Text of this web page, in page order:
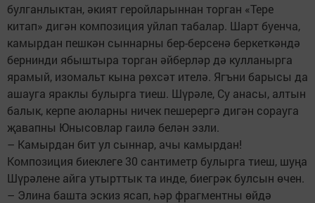
булганлыктан, әкият геройларыннан торган «Тере
китап» дигән композиция уйлап табалар. Шарт буенча,
камырдан пешкән сыннарны бер-берсенә беркеткәндә
бернинди ябыштыра торган әйберләр дә кулланырга
ярамый, изомальт кына рөхсәт ителә. Ягъни барысы да
ашауга яраклы булырга тиеш. Шүрәле, Су анасы, алтын
балык, керпе аюларны ничек пешерергә дигән сорауга
җавапны Юнысовлар гаилә белән эзли.
– Камырдан бит ул сыннар, ачы камырдан!
Композиция биеклеге 30 сантиметр булырга тиеш, шуңа
Шүрәлене айга утырттык та инде, биегрәк булсын өчен.
– Элина башта эскиз ясап, һәр фрагментны өйдә